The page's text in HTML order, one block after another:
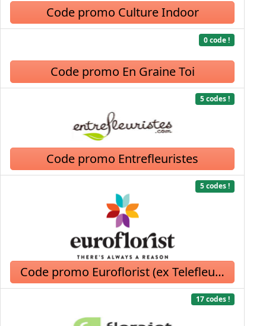
Code promo Culture Indoor
0 code !
Code promo En Graine Toi
5 codes !
Code promo Entrefleuristes
5 codes !
Code promo Euroflorist (ex Telefleurs)
17 codes !